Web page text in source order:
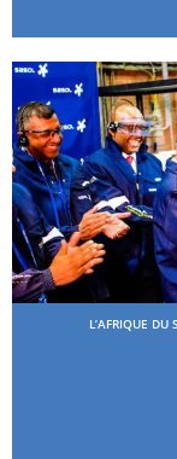
L’AFRIQUE DU